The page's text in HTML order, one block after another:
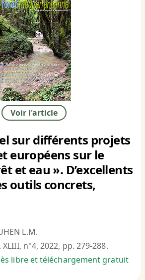
Voir l'article
sur différents projets
européens sur le
et eau ». D’excellents
outils concrets,
L.M.
XLIII, n°4, 2022, pp. 279-288.
libre et téléchargement gratuit